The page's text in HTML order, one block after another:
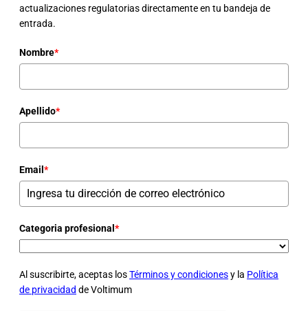
actualizaciones regulatorias directamente en tu bandeja de
entrada.
Nombre*
Apellido*
Email *
Categoria profesional *
Al suscribirte, aceptas losTérminos y condicionesy la Política
de privacidad de Voltimum